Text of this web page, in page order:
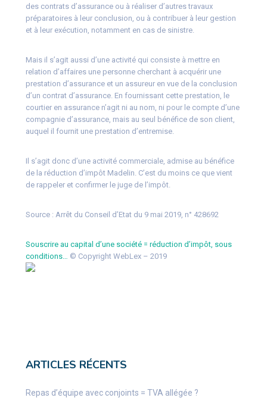
des contrats d’assurance ou à réaliser d’autres travaux
préparatoires à leur conclusion, ou à contribuer à leur gestion
et à leur exécution, notamment en cas de sinistre.
Mais il s’agit aussi d’une activité qui consiste à mettre en
relation d’affaires une personne cherchant à acquérir une
prestation d’assurance et un assureur en vue de la conclusion
d’un contrat d’assurance. En fournissant cette prestation, le
courtier en assurance n’agit ni au nom, ni pour le compte d’une
compagnie d’assurance, mais au seul bénéfice de son client,
auquel il fournit une prestation d’entremise.
Il s’agit donc d’une activité commerciale, admise au bénéfice
de la réduction d’impôt Madelin. C’est du moins ce que vient
de rappeler et confirmer le juge de l’impôt.
Source : Arrêt du Conseil d’Etat du 9 mai 2019, n° 428692
Souscrire au capital d’une société = réduction d’impôt, sous
conditions… © Copyright WebLex – 2019
ARTICLES RÉCENTS
Repas d’équipe avec conjoints = TVA allégée ?